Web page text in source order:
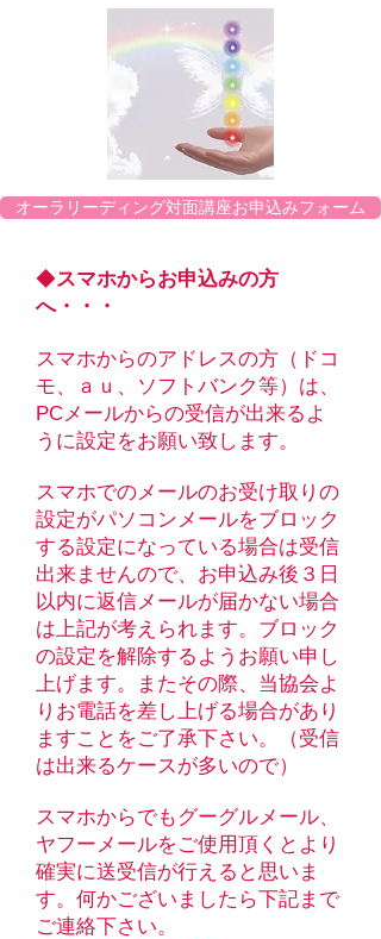
オーラリーディング対面講座お申込みフォーム
◆スマホからお申込みの方
へ・・・
スマホからのアドレスの方（ドコ
モ、ａｕ、ソフトバンク等）は、
PCメールからの受信が出来るよ
うに設定をお願い致します。
スマホでのメールのお受け取りの
設定がパソコンメールをブロック
する設定になっている場合は受信
出来ませんので、お申込み後３日
以内に返信メールが届かない場合
は上記が考えられます。ブロック
の設定を解除するようお願い申し
上げます。​​またその際、当協会よ
りお電話を差し上げる場合があり
ますことをご了承下さい。（受信
は出来るケースが多いので）
スマホからでもグーグルメール、
ヤフーメールをご使用頂くとより
確実に送受信が行えると思いま
す。 ​何かございましたら下記まで
ご連絡下さい。